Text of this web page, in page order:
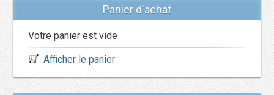
Panier d'achat
Votre panier est vide
Afficher le panier